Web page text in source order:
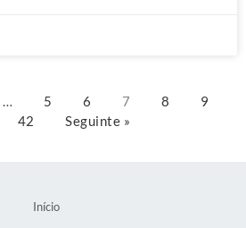
… 5 6 7 8
9
42 Seguinte »
Início